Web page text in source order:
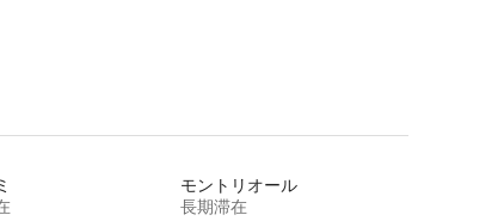
モントリオール
長期滞在